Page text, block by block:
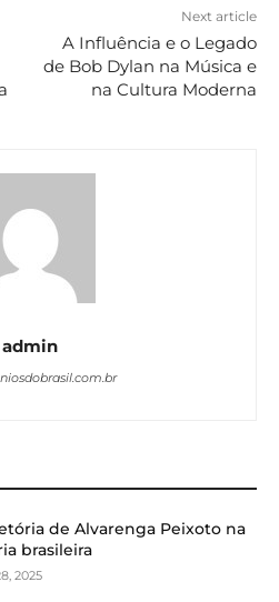
Next article
A Influência e o Legado
de Bob Dylan na Música e
na Cultura Moderna
admin
de Alvarenga Peixoto na
brasileira
2025